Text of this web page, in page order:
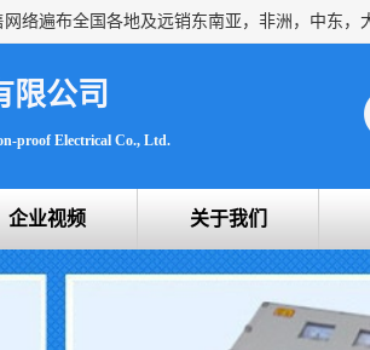
限公司
proof Electrical Co., Ltd.
企业视频 关于我们